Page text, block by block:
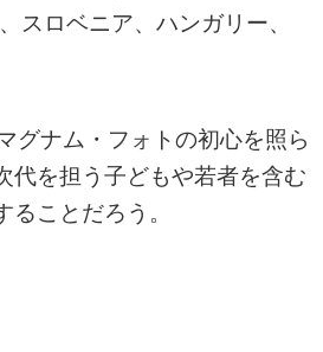
スロベニア、ハンガリー、
グナム・フォトの初心を照ら
代を担う子どもや若者を含む
ことだろう。